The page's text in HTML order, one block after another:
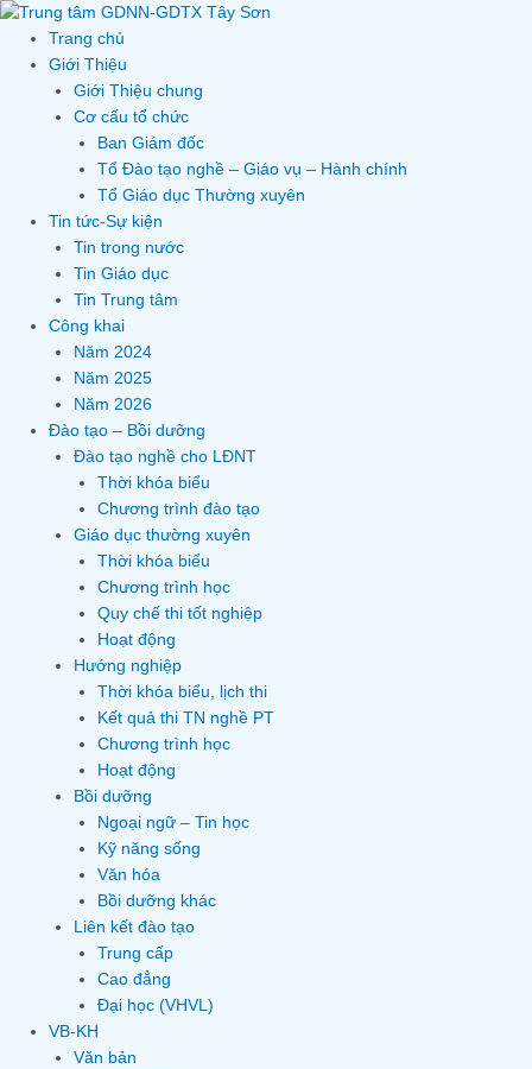
Skip
content
Trang chủ
Giới Thiệu
Giới Thiệu chung
Cơ cấu tổ chức
Ban Giám đốc
Tổ Đào tạo nghề – Giáo vụ – Hành chính
Tổ Giáo dục Thường xuyên
Tin tức-Sự kiện
Tin trong nước
Tin Giáo dục
Tin Trung tâm
Công khai
Năm 2024
Năm 2025
Năm 2026
Đào tạo – Bồi dưỡng
Đào tạo nghề cho LĐNT
Thời khóa biểu
Chương trình đào tạo
Giáo dục thường xuyên
Thời khóa biểu
Chương trình học
Quy chế thi tốt nghiệp
Hoạt động
Hướng nghiệp
Thời khóa biểu, lịch thi
Kết quả thi TN nghề PT
Chương trình học
Hoạt động
Bồi dưỡng
Ngoại ngữ – Tin học
Kỹ năng sống
Văn hóa
Bồi dưỡng khác
Liên kết đào tạo
Trung cấp
Cao đẳng
Đại học (VHVL)
VB-KH
Văn bản